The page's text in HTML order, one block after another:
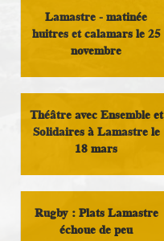
Lamastre - matinée
huitres et calamars le 25
novembre
Théâtre avec Ensemble et
Solidaires à Lamastre le
18 mars
Rugby : Plats Lamastre
échoue de peu